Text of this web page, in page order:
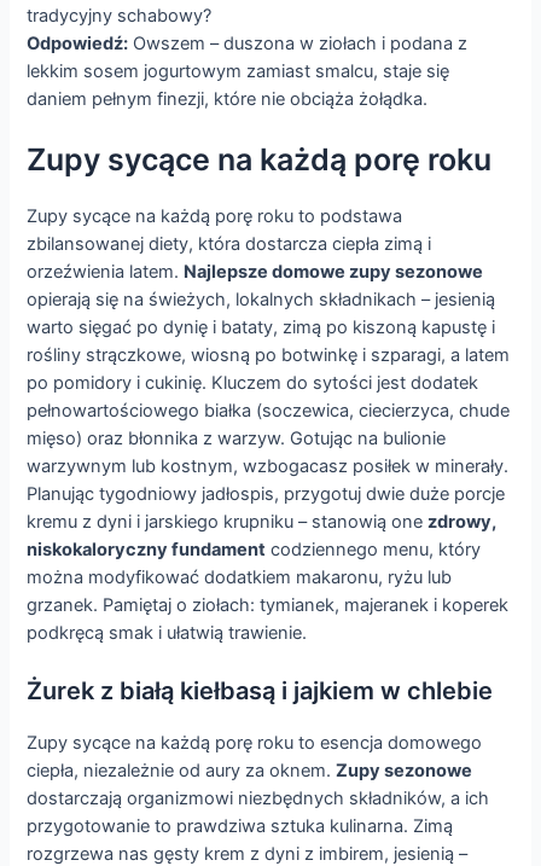
tradycyjny schabowy?
Odpowiedź: Owszem – duszona w ziołach i podana z
lekkim sosem jogurtowym zamiast smalcu, staje się
daniem pełnym finezji, które nie obciąża żołądka.
Zupy sycące na każdą porę roku
Zupy sycące na każdą porę roku to podstawa
zbilansowanej diety, która dostarcza ciepła zimą i
orzeźwienia latem. Najlepsze domowe zupy sezonowe
opierają się na świeżych, lokalnych składnikach – jesienią
warto sięgać po dynię i bataty, zimą po kiszoną kapustę i
rośliny strączkowe, wiosną po botwinkę i szparagi, a latem
po pomidory i cukinię. Kluczem do sytości jest dodatek
pełnowartościowego białka (soczewica, ciecierzyca, chude
mięso) oraz błonnika z warzyw. Gotując na bulionie
warzywnym lub kostnym, wzbogacasz posiłek w minerały.
Planując tygodniowy jadłospis, przygotuj dwie duże porcje
kremu z dyni i jarskiego krupniku – stanowią onezdrowy,
niskokaloryczny fundament codziennego menu, który
można modyfikować dodatkiem makaronu, ryżu lub
grzanek. Pamiętaj o ziołach: tymianek, majeranek i koperek
podkręcą smak i ułatwią trawienie.
Żurek z białą kiełbasą i jajkiem w chlebie
Zupy sycące na każdą porę roku to esencja domowego
ciepła, niezależnie od aury za oknem.Zupy sezonowe
dostarczają organizmowi niezbędnych składników, a ich
przygotowanie to prawdziwa sztuka kulinarna. Zimą
rozgrzewa nas gęsty krem z dyni z imbirem, jesienią –